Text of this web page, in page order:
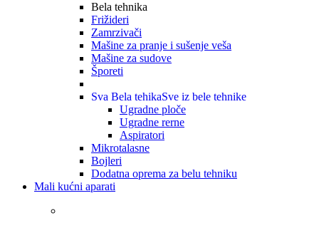
Bela tehnika
Frižideri
Zamrzivači
Mašine za pranje i sušenje veša
Mašine za sudove
Šporeti
Sva Bela tehikaSve iz bele tehnike
Ugradne ploče
Ugradne rerne
Aspiratori
Mikrotalasne
Bojleri
Dodatna oprema za belu tehniku
Mali kućni aparati